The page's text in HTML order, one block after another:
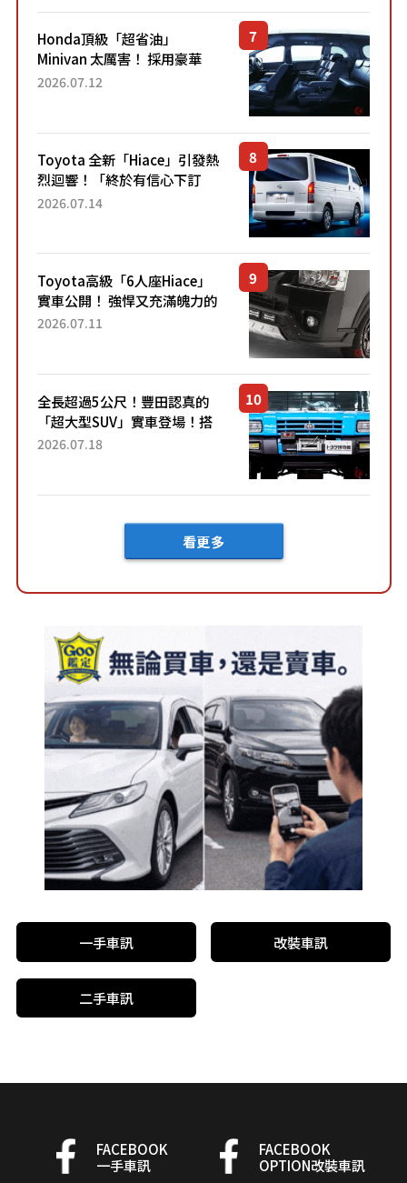
Honda頂級「超省油」
Minivan 太厲害！ 採用豪華
「真皮座椅」與專屬「黑色內
「三...
2026.07.12
Toyota 全新「Hiace」引發熱
烈迴響！「終於有信心下訂
了！」「哪個等級交車最
車？...
2026.07.14
Toyota高級「6人座Hiace」
實車公開！ 強悍又充滿魄力的
「全黑設計」搭配特別「豪華
2026.07.11
全長超過5公尺！豐田認真的
「超大型SUV」實車登場！搭
載後輪也會轉向的「四輪轉
「Mega C...
2026.07.18
看更多
一手車訊 改裝車訊
二手車訊
FACEBOOK
一手車訊
FACEBOOK
OPTION改裝車訊